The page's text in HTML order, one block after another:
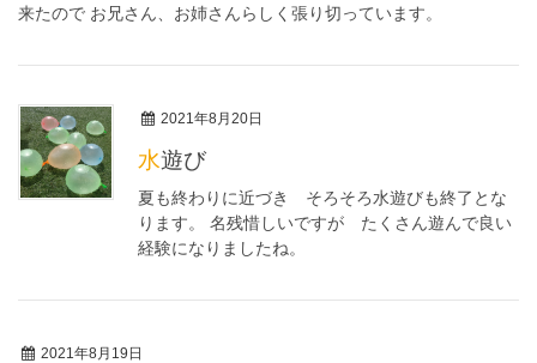
来たので お兄さん、お姉さんらしく張り切っています。
2021年8月20日
水遊び
夏も終わりに近づき そろそろ水遊びも終了とな
ります。 名残惜しいですが たくさん遊んで良い
経験になりましたね。
2021年8月19日